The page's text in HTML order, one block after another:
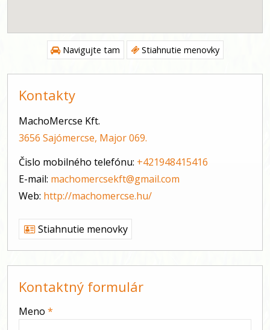
Navigujte tam Stiahnutie menovky
Kontakty
MachoMercse Kft.
3656 Sajómercse, Major 069.
Čislo mobilného telefónu: +421948415416
E-mail: machomercsekft@gmail.com
Web: http://machomercse.hu/
Stiahnutie menovky
Kontaktný formulár
Meno *